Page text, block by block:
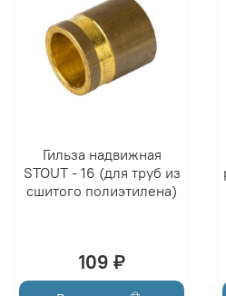
Гильза надвижная
STOUT - 16 (для труб из
сшитого полиэтилена)
109 ₽